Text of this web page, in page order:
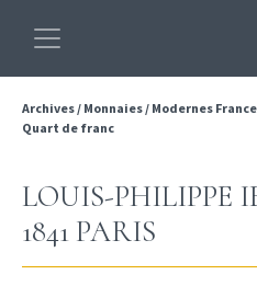
Archives/ Monnaies/ Modernes France
Quart de franc
LOUIS-PHILIPPE
1841 PARIS